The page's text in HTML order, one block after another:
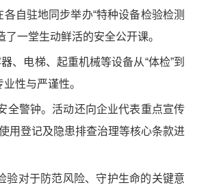
自驻地同步举办“特种设备检验检测
一堂生动鲜活的安全公开课。
、电梯、起重机械等设备从“体检”到
性与严谨性。
全警钟。活动还向企业代表重点宣传
用登记及隐患排查治理等核心条款进
验对于防范风险、守护生命的关键意